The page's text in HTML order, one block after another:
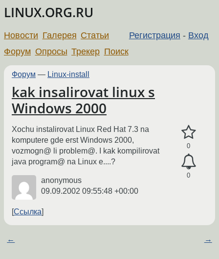
LINUX.ORG.RU
Регистрация - Вход
Новости Галерея Статьи
Форум Опросы Трекер Поиск
Форум — Linux-install
kak insalirovat linux s
Windows 2000
0
0
Xochu instalirovat Linux Red Hat 7.3 na
komputere gde erst Windows 2000,
vozmogn@ li problem@. I kak kompilirovat
java program@ na Linux e....?
anonymous
09.09.2002 09:55:48 +00:00
Ссылка
← →